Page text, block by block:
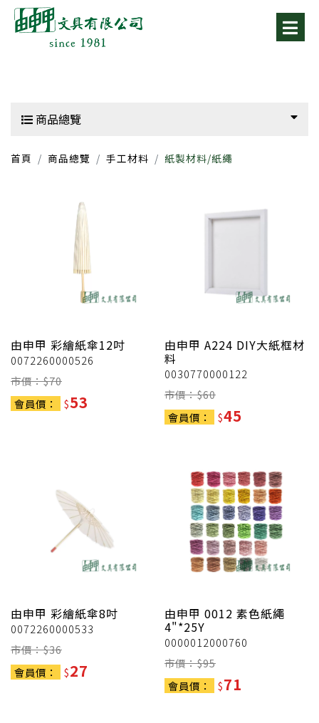
商品總覽
首頁 商品總覽 手工材料 紙製材料/紙繩
由申甲 彩繪紙傘12吋
0072260000526
市價：$70
會員價：
$53
由申甲 A224 DIY大紙框材
料
0030770000122
市價：$60
會員價：
$45
由申甲 彩繪紙傘8吋
0072260000533
市價：$36
會員價：
$27
由申甲 0012 素色紙繩
4"*25Y
0000012000760
市價：$95
會員價：
$71